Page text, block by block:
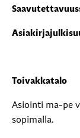
Toivakkatalo
Asiointi ma-pe
sopimalla.